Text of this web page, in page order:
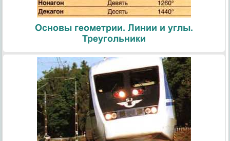
Основы геометрии. Линии и углы.
Треугольники